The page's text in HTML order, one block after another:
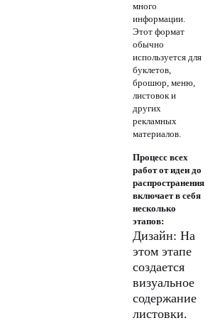
много
информации.
Этот формат
обычно
используется для
буклетов,
брошюр, меню,
листовок и
других
рекламных
материалов.
Процесс всех
работ от идеи до
распространения
включает в себя
несколько
этапов:
Дизайн: На
этом этапе
создается
визуальное
содержание
листовки.